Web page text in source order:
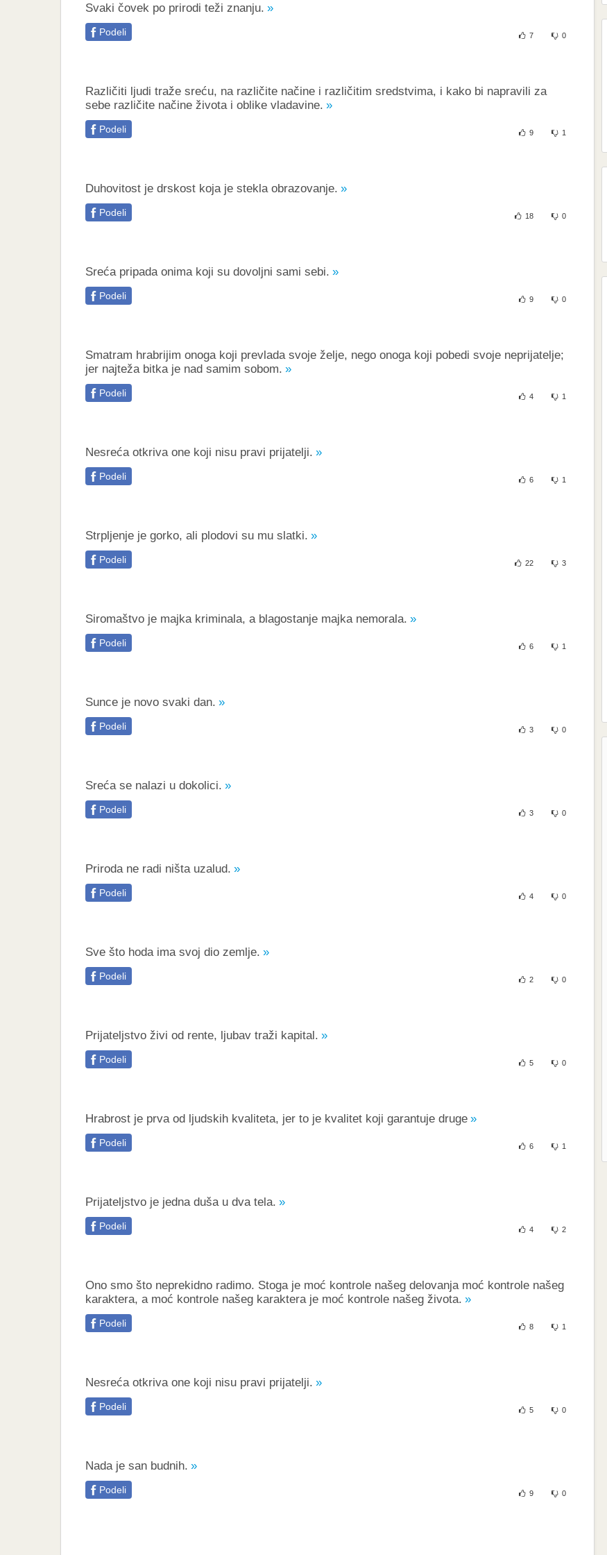
Svаki čovek po prirodi teži znаnju.
Podeli 7 0
Različiti ljudi traže sreću, na različite načine i različitim sredstvima, i kako bi napravili za
sebe različite načine života i oblike vladavine.
Podeli 9 1
Duhovitost je drskost koja je stekla obrazovanje.
Podeli 18 0
Sreća pripada onima koji su dovoljni sami sebi.
Podeli 9 0
Smatram hrabrijim onoga koji prevlada svoje želje, nego onoga koji pobedi svoje neprijatelje;
jer najteža bitka je nad samim sobom.
Podeli 4 1
Nesreća otkriva one koji nisu pravi prijatelji.
Podeli 6 1
Strpljenje je gorko, ali plodovi su mu slatki.
Podeli 22 3
Siromaštvo je majka kriminala, a blagostanje majka nemorala.
Podeli 6 1
Sunce je novo svaki dan.
Podeli 3 0
Sreća se nalazi u dokolici.
Podeli 3 0
Priroda ne radi ništa uzalud.
Podeli 4 0
Sve što hoda ima svoj dio zemlje.
Podeli 2 0
Prijateljstvo živi od rente, ljubav traži kapital.
Podeli 5 0
Hrabrost je prva od ljudskih kvaliteta, jer to je kvalitet koji garantuje druge
Podeli 6 1
Prijateljstvo je jedna duša u dva tela.
Podeli 4 2
Ono smo što neprekidno radimo. Stoga je moć kontrole našeg delovanja moć kontrole našeg
karaktera, a moć kontrole našeg karaktera je moć kontrole našeg života.
Podeli 8 1
Nesreća otkriva one koji nisu pravi prijatelji.
Podeli 5 0
Nada je san budnih.
Podeli 9 0